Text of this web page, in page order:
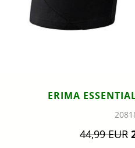
ERIMA
44,99 EUR